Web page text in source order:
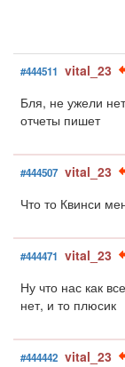
#444511 vital_23
Бля, не ужели
отчеты пишет
#444507 vital_23
Что то Квинси
#444471 vital_23
Ну что нас как
нет, и то плюсик
#444442 vital_23